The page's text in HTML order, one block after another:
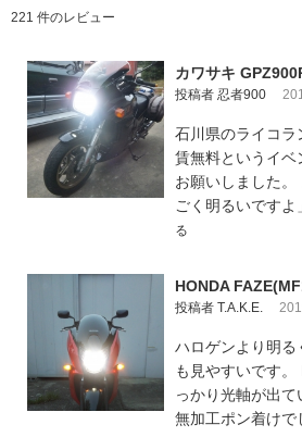
221 件のレビュー
カワサキ
投稿者 忍者900
石川県のライコラ
賃無料というイベ
お願いしました
ごく明るいですよ
る
HONDA
投稿者 T.A.K.E.
ハロゲンより明る
も見やすいです
っかり光軸が出て
無加工ポン着けで